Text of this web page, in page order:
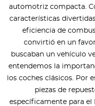
automotriz compacta.
características
eficiencia de
convirtió en un
buscaban un vehículo
entendemos la
los coches clásicos. Por
piezas de
específicamente para el